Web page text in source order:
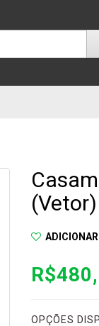
(Vetor)
OPÇÕES